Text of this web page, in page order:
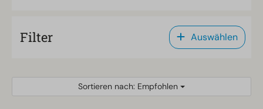
Filter Auswählen
Sortieren nach: Empfohlen